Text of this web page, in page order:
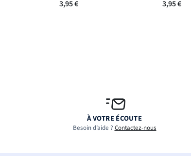
3,95 € 3,95 €
À VOTRE ÉCOUTE
Besoin d’aide ? Contactez-nous